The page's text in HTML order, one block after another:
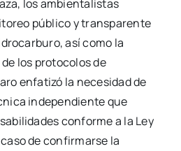
los ambientalistas
público y transparente
así como la
los protocolos de
enfatizó la necesidad de
independiente que
conforme a la Ley
de confirmarse la